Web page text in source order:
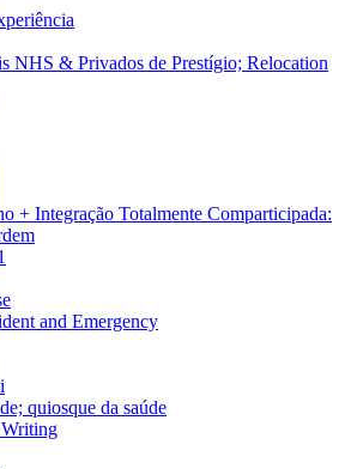
NHS & Privados de Prestígio; Relocation
+ Integração Totalmente Comparticipada:
and Emergency
quiosque da saúde